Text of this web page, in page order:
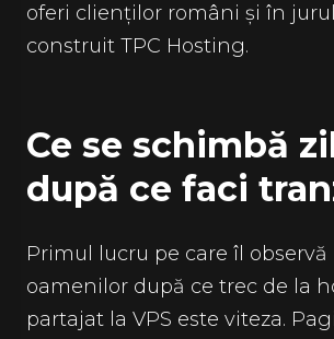
oferi clienților români și în
construit TPC Hosting.
Ce se schimbă
după ce faci
Primul lucru pe care îl
oamenilor după ce trec de la
partajat la VPS este viteza.